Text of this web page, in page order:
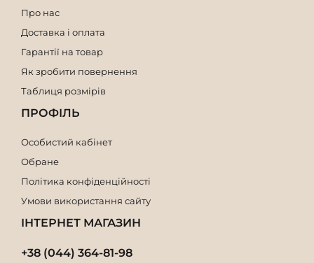
Про нас
Доставка і оплата
Гарантії на товар
Як зробити повернення
Таблиця розмірів
ПРОФІЛЬ
Особистий кабінет
Обране
Політика конфіденційності
Умови використання сайту
ІНТЕРНЕТ МАГАЗИН
+38 (044) 364-81-98